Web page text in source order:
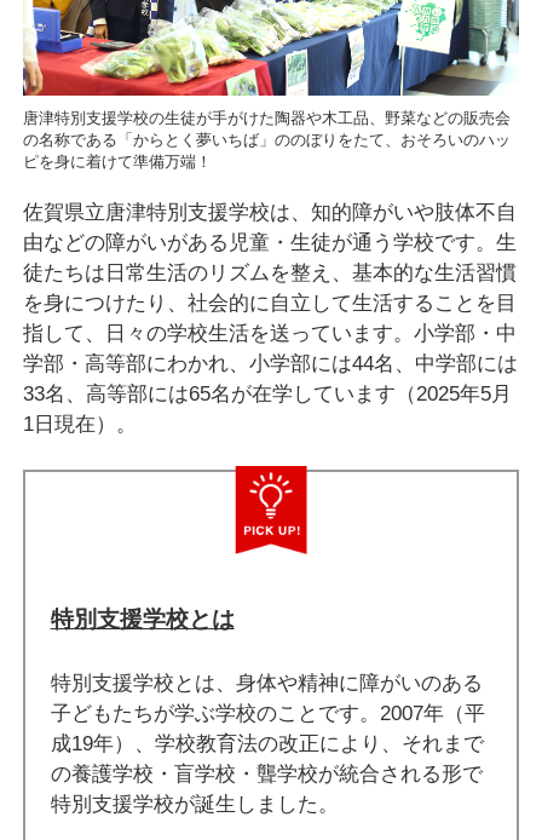
唐津特別支援学校の生徒が手がけた陶器や木工品、野菜などの販売会
の名称である「からとく夢いちば」ののぼりをたて、おそろいのハッ
ピを身に着けて準備万端！
佐賀県立唐津特別支援学校は、知的障がいや肢体不自
由などの障がいがある児童・生徒が通う学校です。生
徒たちは日常生活のリズムを整え、基本的な生活習慣
を身につけたり、社会的に自立して生活することを目
指して、日々の学校生活を送っています。小学部・中
学部・高等部にわかれ、小学部には44名、中学部には
33名、高等部には65名が在学しています（2025年5月
1日現在）。
特別支援学校とは
特別支援学校とは、身体や精神に障がいのある
子どもたちが学ぶ学校のことです。2007年（平
成19年）、学校教育法の改正により、それまで
の養護学校・盲学校・聾学校が統合される形で
特別支援学校が誕生しました。